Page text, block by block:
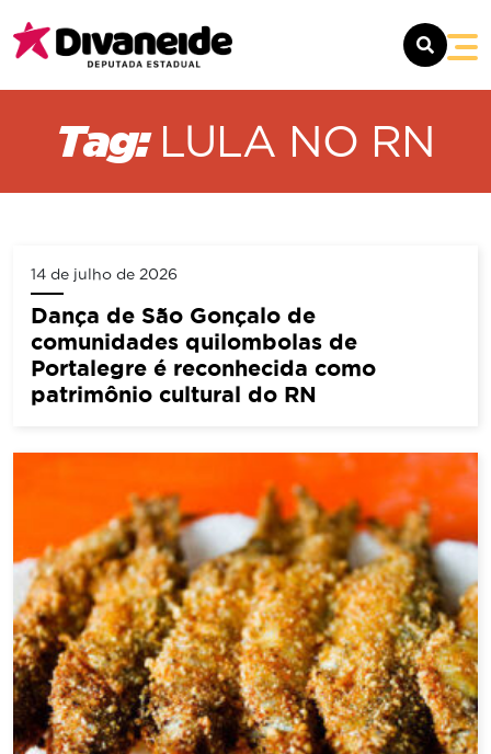
CONTATO
Tag: LULA NO RN
14 de julho de 2026
Dança de São Gonçalo de
comunidades quilombolas de
Portalegre é reconhecida como
patrimônio cultural do RN